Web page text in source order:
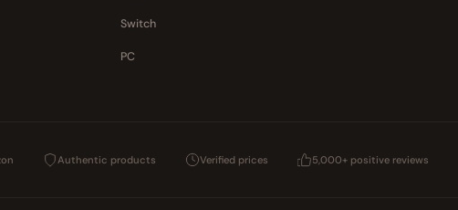
Switch
PC
Authentic products Verified prices 5,000+ positive reviews